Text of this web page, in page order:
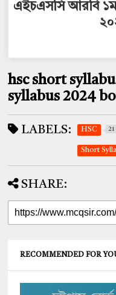
এইচএসসি আরবি ১ম
hsc short
syllabus 2024
LABELS: HSC 21
Short
SHARE:
RECOMMENDED FOR